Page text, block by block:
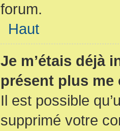
forum.
Haut
Je m’étais déjà
présent plus
Il est possible
supprimé votre